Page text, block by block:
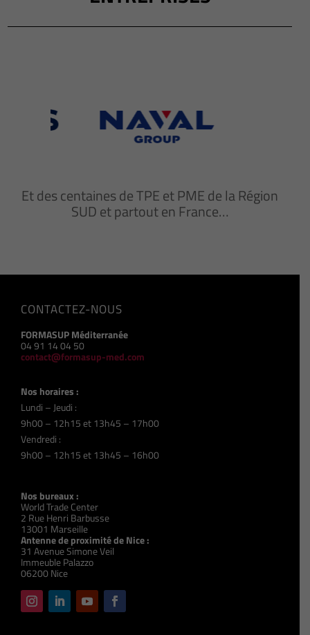
Et des centaines de TPE et PME de la Région
SUD et partout en France…
CONTACTEZ-NOUS
FORMASUP Méditerranée
04 91 14 04 50
contact@formasup-med.com
Nos horaires :
Lundi – Jeudi :
9h00 – 12h15 et 13h45 – 17h00
Vendredi :
9h00 – 12h15 et 13h45 – 16h00
Nos bureaux :
World Trade Center
2 Rue Henri Barbusse
13001 Marseille
Antenne de proximité de Nice :
31 Avenue Simone Veil
Immeuble Palazzo
06200 Nice